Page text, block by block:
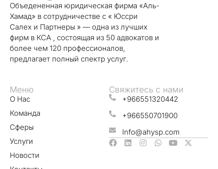
Объедененная юридическая фирма «Аль-
Хамад» в сотрудничестве с « Юссри
Салех и Партнеры » — одна из лучших
фирм в КСА , состоящая из 50 адвокатов и
более чем 120 профессионалов,
предлагает полный спектр услуг.
Меню
О Нас
Команда
Сферы
Услуги
Новости
Свяжитесь с нами
+966551320442
+966550701900
Info@ahysp.com